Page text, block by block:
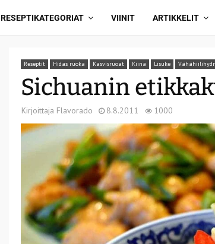
RESEPTIKATEGORIAT VIINIT ARTIKKELIT
Reseptit Hidas ruoka Kasvisruoat Kiina Lisuke
Sichuanin
Kirjoittaja Flavorado 8.8.2011 1000